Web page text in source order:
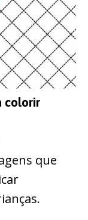
colorir
que